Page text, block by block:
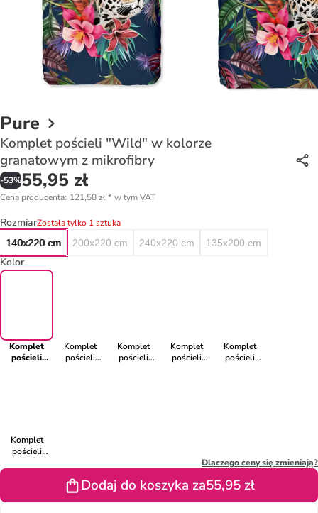
Pure
Komplet pościeli "Wild" w kolorze
granatowym z mikrofibry
-53%55,95 zł
Cena producenta: 121,58 zł* w tym VAT
RozmiarZostała tylko 1 sztuka
140x220 cm
200x220 cm 240x220 cm 135x200 cm
Kolor
Komplet
pościeli
Komplet
pościeli
Komplet
pościeli
Komplet
pościeli
Komplet
pościeli
Komplet
pościeli
jasnobrązowo-
Dlaczego ceny się zmieniają?
Dodaj do koszyka za55,95 zł